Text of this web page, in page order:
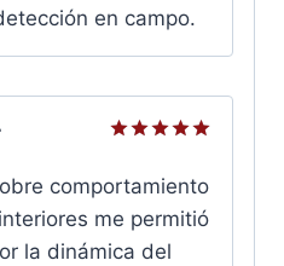
en campo.
con5de
5
comportamiento
me permitió
la dinámica del